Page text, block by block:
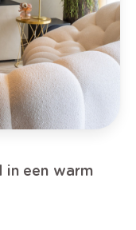
in een warm